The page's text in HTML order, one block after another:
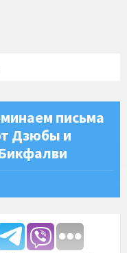
письма
Дзюбы и